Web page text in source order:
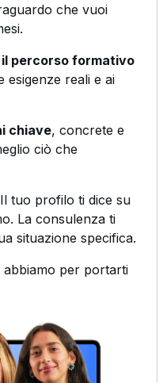
che vuoi
percorso formativo
esigenze reali e ai
chiave, concrete e
ciò che
tuo profilo ti dice su
La consulenza ti
situazione specifica.
abbiamo per portarti